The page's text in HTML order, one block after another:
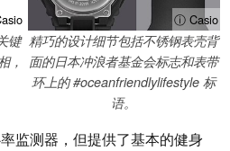
键
，
ⓘ Casio
精巧的设计细节包括不锈钢表壳背
面的日本冲浪者基金会标志和表带
环上的 #oceanfriendlylifestyle 标
语。
监测器，但提供了基本的健身